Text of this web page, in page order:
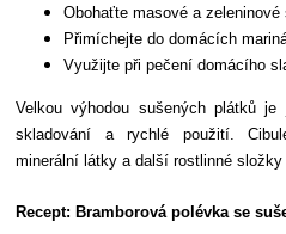
Obohaťte masové a zeleninové
Přimíchejte do domácích
Využijte při pečení domácího
Velkou výhodou sušených plátků
skladování a rychlé použití.
minerální látky a další rostlinné složky
Recept: Bramborová polévka se